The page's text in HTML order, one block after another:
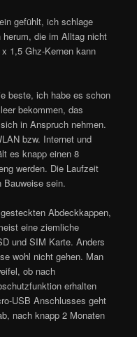
gefühlt, ich schlage
die im Alltag nicht
1,5 Ghz-Kernen kann
beste, ich habe es schon
bekommen, das
in Anspruch nehmen.
bzw. Internet und
es knapp einen 8
werden. Die Laufzeit
Bauweise sein.
Abdeckkappen,
eine ziemliche
und SIM Karte. Anders
wohl nicht gehen. Man
ob nach
erhalten
USB Anschlusses geht
nach knapp 2 Monaten